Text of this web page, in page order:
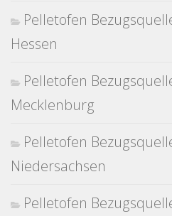
Pelletofen
Hessen
Pelletofen
Mecklenburg
Pelletofen
Niedersachsen
Pelletofen